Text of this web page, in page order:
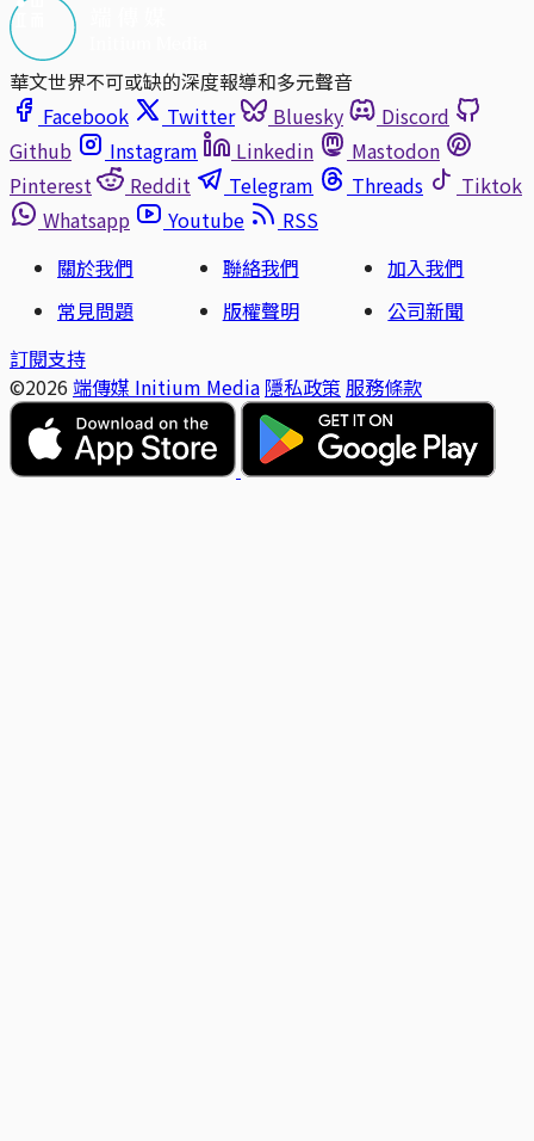
華文世界不可或缺的深度報導和多元聲音
Facebook
Twitter Bluesky
Discord
Github
Instagram Linkedin
Mastodon
Pinterest
Reddit Telegram Threads
Tiktok
Whatsapp
Youtube
RSS
關於我們
聯絡我們
加入我們
常見問題
版權聲明
公司新聞
訂閱支持
©2026 端傳媒 Initium Media 隱私政策 服務條款